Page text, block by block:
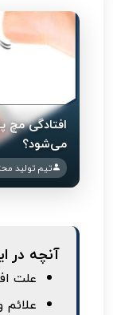
افتادگی مچ
می‌شود؟
تیم تولید
آنچه در
علت
علائم